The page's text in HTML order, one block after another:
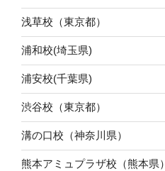
浅草校（東京都）
浦和校(埼玉県)
浦安校(千葉県)
渋谷校（東京都）
溝の口校（神奈川県）
熊本アミュプラザ校（熊本県）